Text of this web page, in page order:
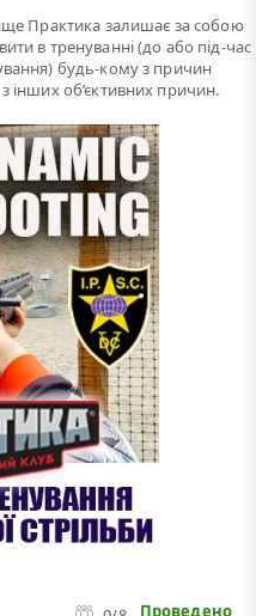
Практика залишає за собою
в тренуванні (до або під-час
будь-кому з причин
інших об’єктивних причин.
Проведено